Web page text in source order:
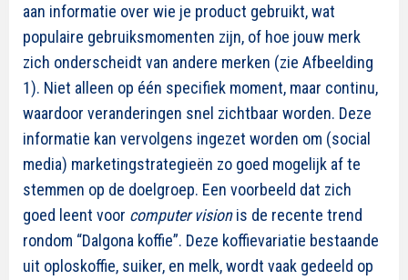
aan informatie over wie je product gebruikt, wat
populaire gebruiksmomenten zijn, of hoe jouw merk
zich onderscheidt van andere merken (zie Afbeelding
1). Niet alleen op één specifiek moment, maar continu,
waardoor veranderingen snel zichtbaar worden. Deze
informatie kan vervolgens ingezet worden om (social
media) marketingstrategieën zo goed mogelijk af te
stemmen op de doelgroep. Een voorbeeld dat zich
goed leent voor computer visionis de recente trend
rondom “Dalgona koffie”. Deze koffievariatie bestaande
uit oploskoffie, suiker, en melk, wordt vaak gedeeld op